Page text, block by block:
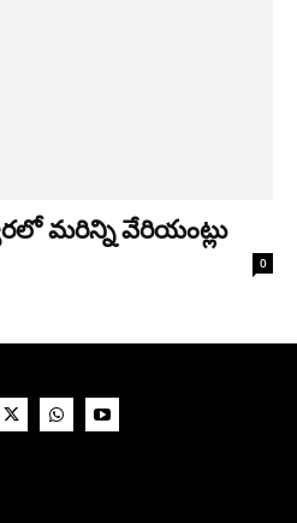
మరిన్ని వేరియంట్లు
0